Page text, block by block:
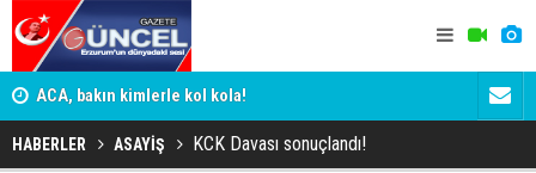
ACA, bakın kimlerle kol kola!
HABERLER ASAYİŞ KCK Davası sonuçlandı!